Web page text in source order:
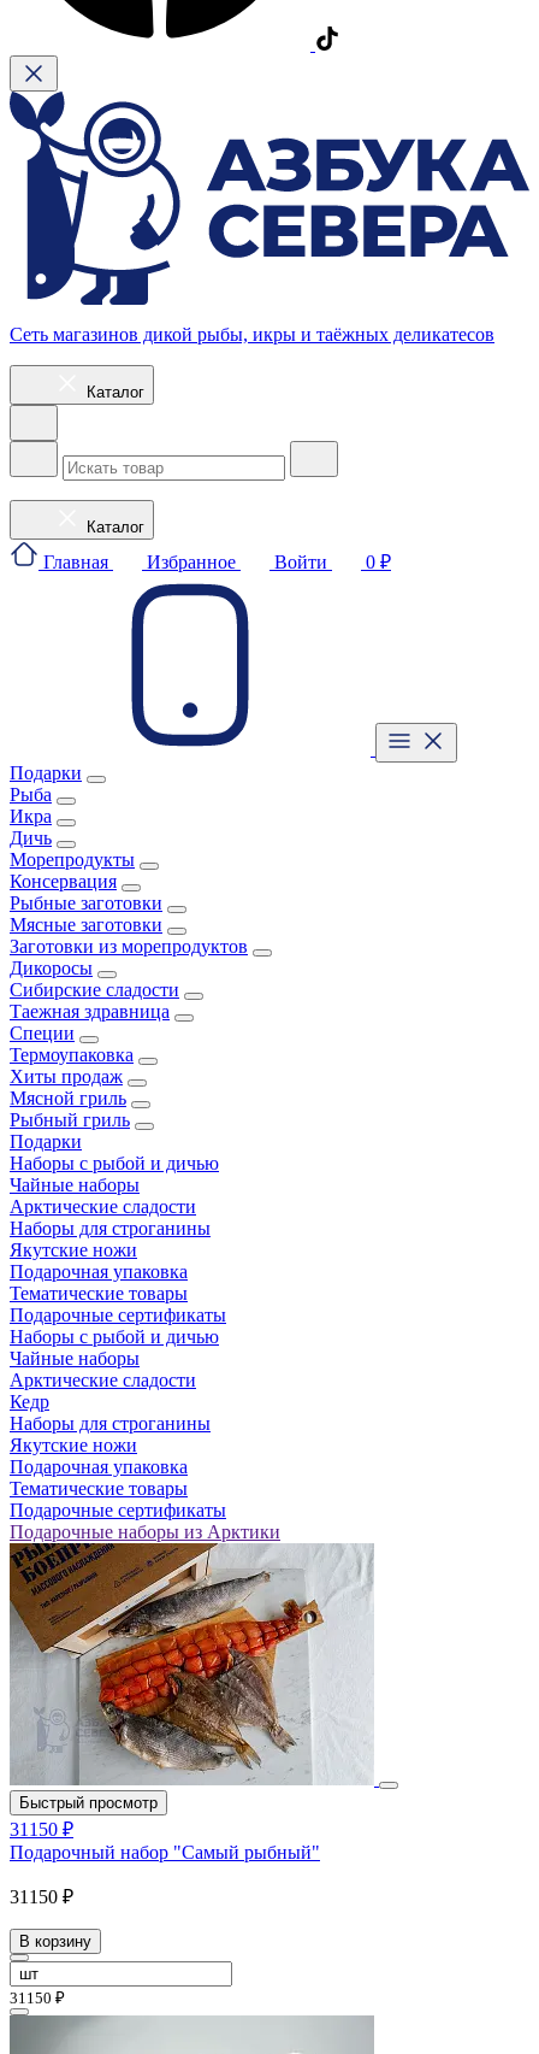
Сеть магазинов дикой рыбы, икры и таёжных деликатесов
Каталог
Каталог
Главная Избранное Войти 0 ₽
Подарки
Рыба
Икра
Дичь
Морепродукты
Консервация
Рыбные заготовки
Мясные заготовки
Заготовки из морепродуктов
Дикоросы
Сибирские сладости
Таежная здравница
Специи
Термоупаковка
Хиты продаж
Мясной гриль
Рыбный гриль
Подарки
Наборы с рыбой и дичью
Чайные наборы
Арктические сладости
Наборы для строганины
Якутские ножи
Подарочная упаковка
Тематические товары
Подарочные сертификаты
Наборы с рыбой и дичью
Чайные наборы
Арктические сладости
Кедр
Наборы для строганины
Якутские ножи
Подарочная упаковка
Тематические товары
Подарочные сертификаты
Подарочные наборы из Арктики
Быстрый просмотр
31150 ₽
Подарочный набор "Самый рыбный"
31150 ₽
В корзину
31150 ₽